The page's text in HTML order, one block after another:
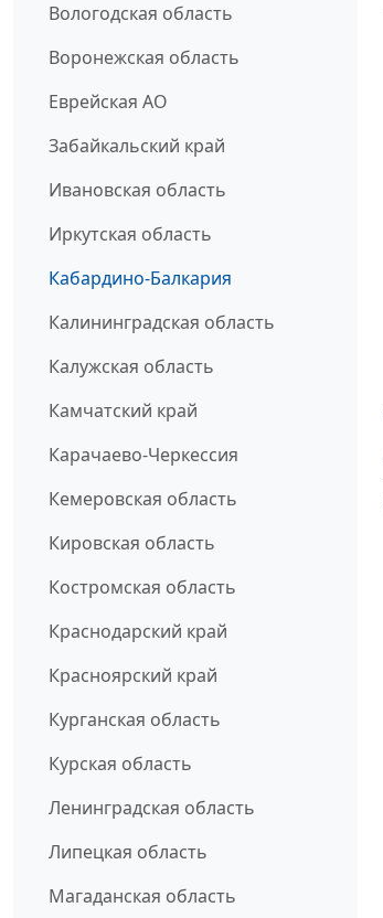
Вологодская область
Воронежская область
Еврейская АО
Забайкальский край
Ивановская область
Иркутская область
Кабардино-Балкария
Калининградская область
Калужская область
Камчатский край
Карачаево-Черкессия
Кемеровская область
Кировская область
Костромская область
Краснодарский край
Красноярский край
Курганская область
Курская область
Ленинградская область
Липецкая область
Магаданская область